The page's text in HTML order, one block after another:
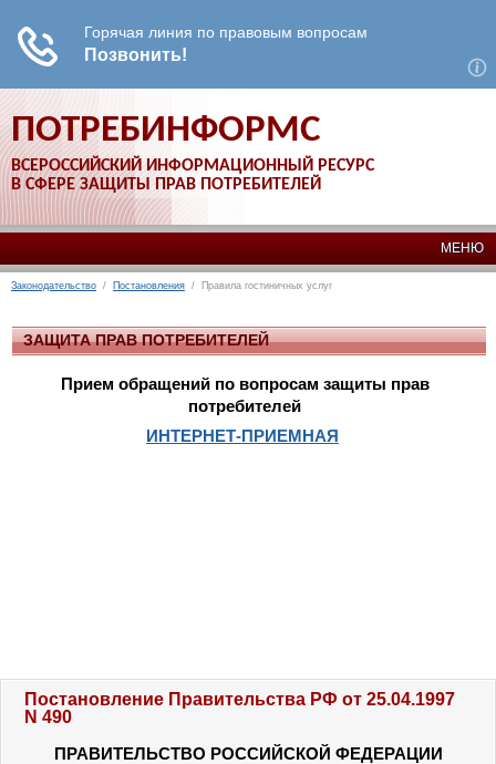
ПОТРЕБИНФОРМС
ВСЕРОССИЙСКИЙ ИНФОРМАЦИОННЫЙ РЕСУРС
В СФЕРЕ ЗАЩИТЫ ПРАВ ПОТРЕБИТЕЛЕЙ
МЕНЮ
Законодательство / Постановления / Правила гостиничных услуг
ЗАЩИТА ПРАВ ПОТРЕБИТЕЛЕЙ
Прием обращений по вопросам защиты прав
потребителей
ИНТЕРНЕТ-ПРИЕМНАЯ
Постановление Правительства РФ от 25.04.1997
N 490
ПРАВИТЕЛЬСТВО РОССИЙСКОЙ ФЕДЕРАЦИИ